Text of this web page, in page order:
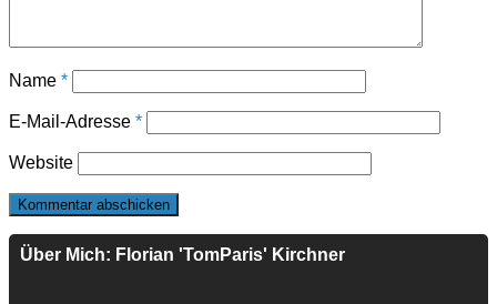
Name *
E-Mail-Adresse *
Website
Über Mich: Florian 'TomParis' Kirchner